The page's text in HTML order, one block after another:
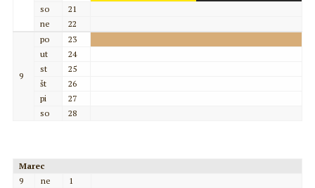
so
21
ne
22
9
po
23
ut
24
st
25
št
26
pi
27
so
28
Marec
9
ne 1